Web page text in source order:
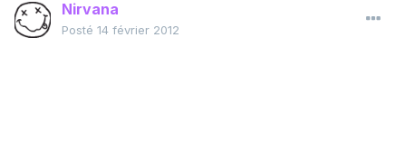
Nirvana
Posté 14 février 2012